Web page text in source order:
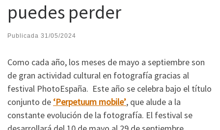
puedes perder
Publicada 31/05/2024
Como cada año, los meses de mayo a septiembre son
de gran actividad cultural en fotografía gracias al
festival PhotoEspaña. Este año se celebra bajo el título
conjunto de ‘Perpetuum mobile’, que alude a la
constante evolución de la fotografía. El festival se